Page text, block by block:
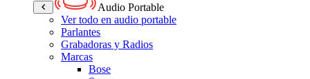
Audio Portable
Ver todo en audio portable
Parlantes
Grabadoras y Radios
Marcas
Bose